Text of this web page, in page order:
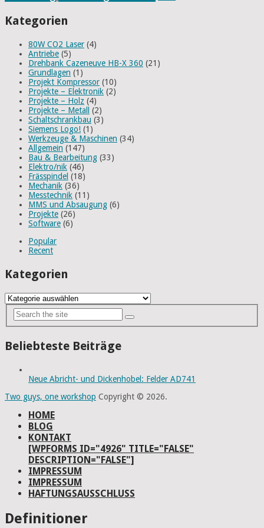
Kategorien
80W CO2 Laser (4)
Antriebe (5)
Drehbank Cazeneuve HB-X 360 (21)
Grundlagen (1)
Projekt Kompressor (10)
Projekte – Elektronik (2)
Projekte – Holz (4)
Projekte – Metall
(2)
Schaltschrankbau (3)
Siemens Logo! (1)
Werkzeuge & Maschinen (34)
Allgemein (147)
Bau & Bearbeitung (33)
Elektro/nik (46)
Frässpindel (18)
Mechanik (36)
Messtechnik (11)
MMS und Absaugung (6)
Projekte (26)
Software (6)
Popular
Recent
Kategorien
Kategorien
Beliebteste Beiträge
Neue Abricht- und Dickenhobel: Felder AD741
Two guys, one workshop Copyright © 2026.
HOME
BLOG
KONTAKT
[WPFORMS ID="4926" TITLE="FALSE"
DESCRIPTION="FALSE"]
IMPRESSUM
IMPRESSUM
HAFTUNGSAUSSCHLUSS
Definitioner